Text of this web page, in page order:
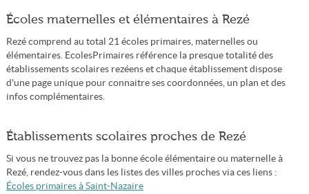
Écoles maternelles et élémentaires à Rezé
Rezé comprend au total 21 écoles primaires, maternelles ou
élémentaires. EcolesPrimaires référence la presque totalité des
établissements scolaires rezéens et chaque établissement dispose
d'une page unique pour connaitre ses coordonnées, un plan et des
infos complémentaires.
Établissements scolaires proches de Rezé
Si vous ne trouvez pas la bonne école élémentaire ou maternelle à
Rezé, rendez-vous dans les listes des villes proches via ces liens :
Écoles primaires à Saint-Nazaire